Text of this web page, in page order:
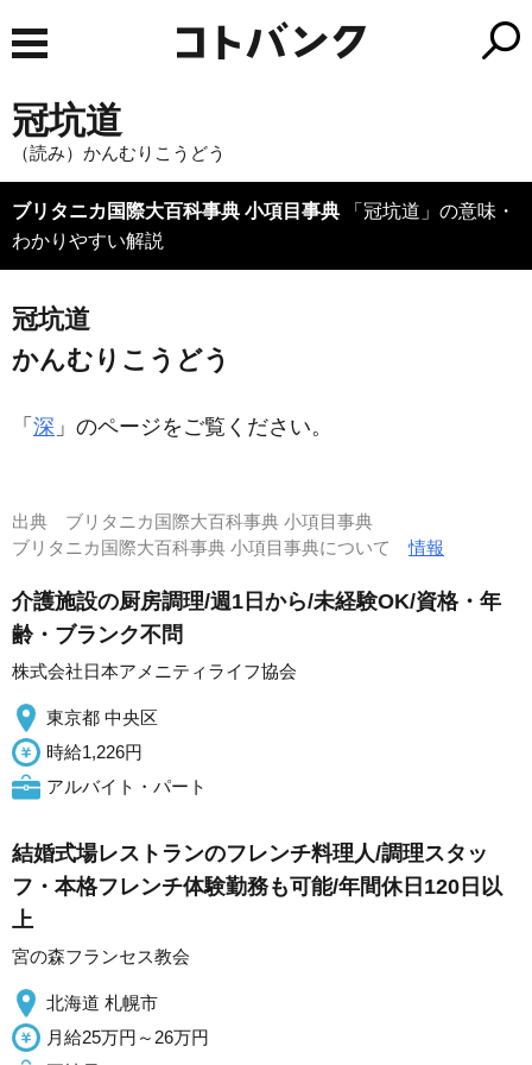
冠坑道
（読み）かんむりこうどう
ブリタニカ国際大百科事典 小項目事典 「冠坑道」の意味・
わかりやすい解説
冠坑道
かんむりこうどう
「 深 」のページをご覧ください。
出典 ブリタニカ国際大百科事典 小項目事典
ブリタニカ国際大百科事典 小項目事典について情報
介護施設の厨房調理/週1日から/未経験OK/資格・年
齢・ブランク不問
株式会社日本アメニティライフ協会
東京都 中央区
時給1,226円
アルバイト・パート
結婚式場レストランのフレンチ料理人/調理スタッ
フ・本格フレンチ体験勤務も可能/年間休日120日以
上
宮の森フランセス教会
北海道 札幌市
月給25万円～26万円